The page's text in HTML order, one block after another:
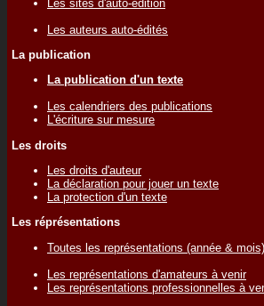
Les sites d'auto-édition
Les auteurs auto-édités
La publication
La publication d'un texte
Les calendriers des publications
L'écriture sur mesure
Les droits
Les droits d'auteur
La déclaration pour jouer un texte
La protection d'un texte
Les réprésentations
Toutes les représentations (année & mois)
Les représentations d'amateurs à venir
Les représentations professionnelles à